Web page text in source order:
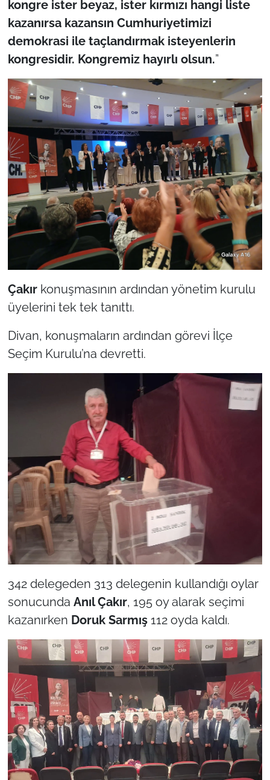
kongre ister beyaz, ister kırmızı hangi liste
kazanırsa kazansın Cumhuriyetimizi
demokrasi ile taçlandırmak isteyenlerin
kongresidir. Kongremiz hayırlı olsun.”
Çakır konuşmasının ardından yönetim kurulu
üyelerini tek tek tanıttı.
Divan, konuşmaların ardından görevi İlçe
Seçim Kurulu’na devretti.
342 delegeden 313 delegenin kullandığı oylar
sonucunda Anıl Çakır, 195 oy alarak seçimi
kazanırken Doruk Sarmış112 oyda kaldı.